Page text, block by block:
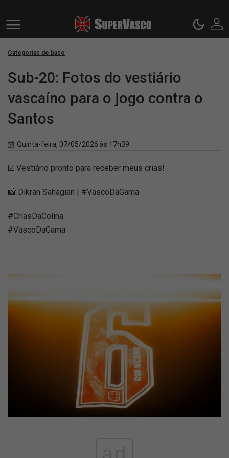
Categorias de base
Sub-20: Fotos do vestiário
vascaíno para o jogo contra o
Santos
Quinta-feira, 07/05/2026 às 17h39
☑️ Vestiário pronto para receber meus crias!
📸 Dikran Sahagian | #VascoDaGama
#CriasDaColina
#VascoDaGama